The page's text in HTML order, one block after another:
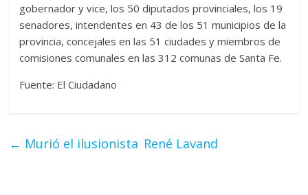
gobernador y vice, los 50 diputados provinciales, los 19
senadores, intendentes en 43 de los 51 municipios de la
provincia, concejales en las 51 ciudades y miembros de
comisiones comunales en las 312 comunas de Santa Fe.
Fuente: El Ciudadano
← Murió el ilusionista René Lavand